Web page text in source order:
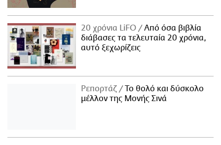
20 χρόνια LiFO
Από όσα βιβλία
διάβασες τα τελευταία 20 χρόνια,
αυτό ξεχωρίζεις
Ρεπορτάζ
Το θολό και δύσκολο
μέλλον της Μονής Σινά